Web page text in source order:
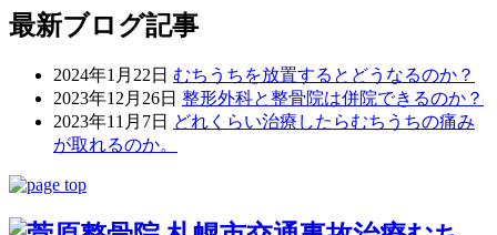
最新ブログ記事
2024年1月22日 むちうちを放置するとどうなるのか？
2023年12月26日 整形外科と整骨院は併院できるのか？
2023年11月7日 どれくらい治療したらむちうちの痛み
が取れるのか。